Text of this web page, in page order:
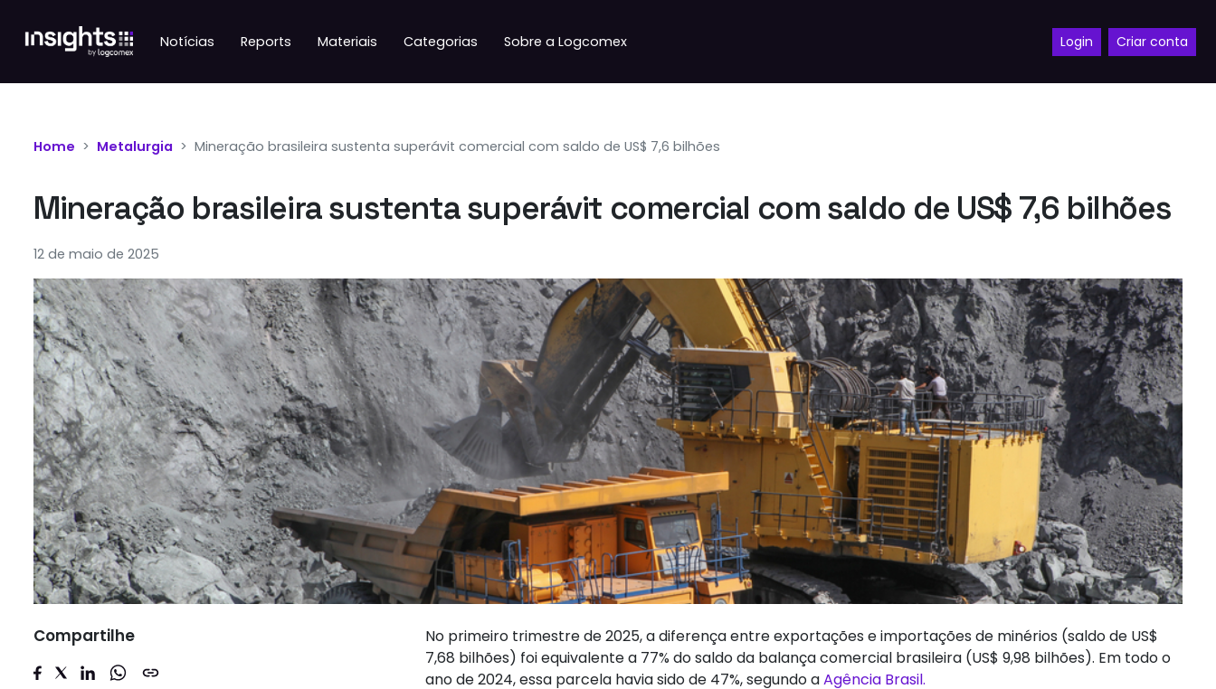
Notícias Reports Materiais Categorias Sobre a Logcomex Login Criar conta
Home Metalurgia Mineração brasileira sustenta superávit comercial com saldo de US$ 7,6 bilhões
Mineração brasileira sustenta superávit comercial com saldo de US$ 7,6 bilhões
12 de maio de 2025
Compartilhe
No primeiro trimestre de 2025, a diferença entre exportações e importações de minérios (saldo de US$
7,68 bilhões) foi equivalente a 77% do saldo da balança comercial brasileira (US$ 9,98 bilhões). Em todo o
ano de 2024, essa parcela havia sido de 47%, segundo aAgência Brasil.